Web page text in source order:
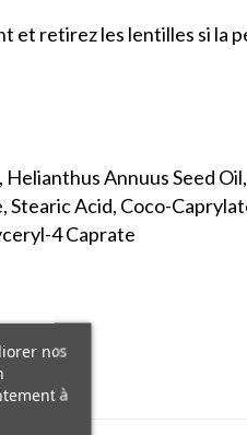
et retirez les lentilles si la
Annuus Seed
Acid, Coco-
4 Caprate
nos
à